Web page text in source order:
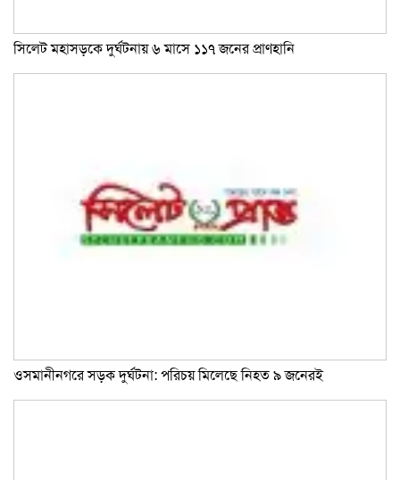
সিলেট মহাসড়কে দুর্ঘটনায় ৬ মাসে ১১৭ জনের প্রাণহানি
ওসমানীনগরে সড়ক দুর্ঘটনা: পরিচয় মিলেছে নিহত ৯ জনেরই